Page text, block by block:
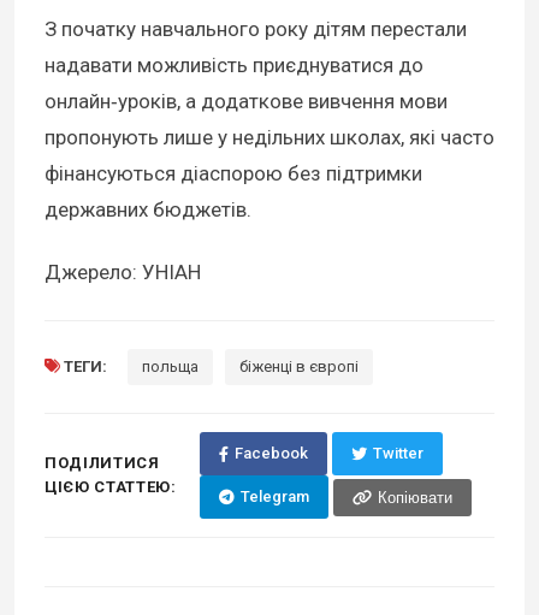
З початку навчального року дітям перестали
надавати можливість приєднуватися до
онлайн‑уроків, а додаткове вивчення мови
пропонують лише у недільних школах, які часто
фінансуються діаспорою без підтримки
державних бюджетів.
Джерело: УНІАН
ТЕГИ: польща біженці в європі
ПОДІЛИТИСЯ
ЦІЄЮ СТАТТЕЮ:
Facebook Twitter
Telegram Копіювати